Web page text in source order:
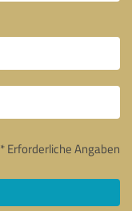
* Erforderliche Angaben